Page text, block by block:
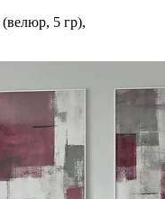
(велюр, 5 гр),